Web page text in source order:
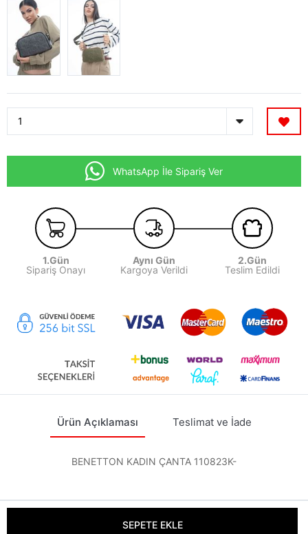
SEPETE EKLE
WhatsApp İle Sipariş Ver
1.Gün
Sipariş Onayı
Aynı Gün
Kargoya Verildi
2.Gün
Teslim Edildi
Ürün Açıklaması Teslimat ve İade
BENETTON KADIN ÇANTA 110823K-